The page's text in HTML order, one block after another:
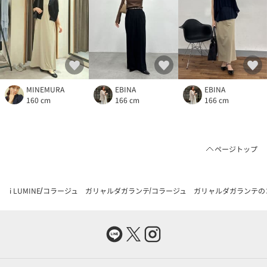
MINEMURA
160 cm
EBINA
166 cm
EBINA
166 cm
ページトップ
i LUMINE コラージュ ガリャルダガランテ コラージュ ガリャルダガランテ